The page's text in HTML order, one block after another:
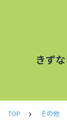
きず
TOP その他